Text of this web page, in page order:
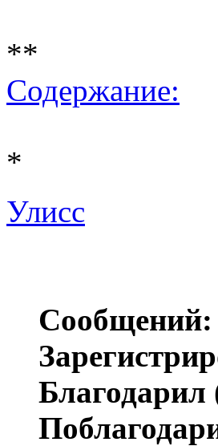
**
Содержание:
*
Улисс
Сообщений:
Благодарил